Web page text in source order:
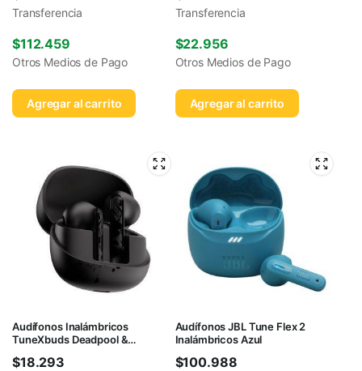
Transferencia
$112.459
Otros Medios de Pago
Agregar al carrito
Transferencia
$22.956
Otros Medios de Pago
Agregar al carrito
Audífonos Inalámbricos
TuneXbuds Deadpool &
$18.293
Audífonos JBL Tune Flex 2
Inalámbricos Azul
$100.988